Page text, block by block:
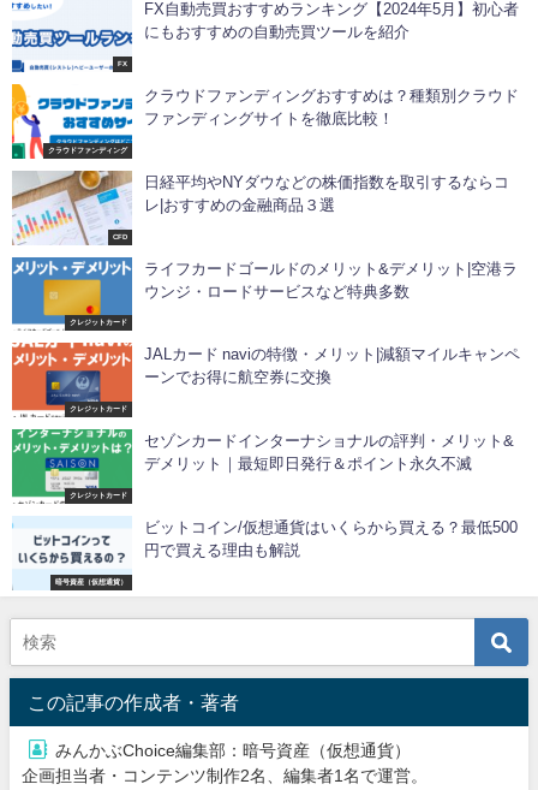
FX
FX自動売買おすすめランキング【2024年5月】初心者
にもおすすめの自動売買ツールを紹介
クラウドファンディング
クラウドファンディングおすすめは？種類別クラウド
ファンディングサイトを徹底比較！
CFD
日経平均やNYダウなどの株価指数を取引するならコ
レ|おすすめの金融商品３選
クレジットカード
ライフカードゴールドのメリット&デメリット|空港ラ
ウンジ・ロードサービスなど特典多数
クレジットカード
JALカード naviの特徴・メリット|減額マイルキャンペ
ーンでお得に航空券に交換
クレジットカード
セゾンカードインターナショナルの評判・メリット&
デメリット｜最短即日発行＆ポイント永久不滅
暗号資産（仮想通貨）
ビットコイン/仮想通貨はいくらから買える？最低500
円で買える理由も解説
この記事の作成者・著者
みんかぶChoice編集部：暗号資産（仮想通貨）
企画担当者・コンテンツ制作2名、編集者1名で運営。